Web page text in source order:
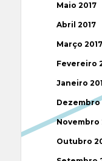
Maio 2017
Abril 2017
Março 2017
Fevereiro
Janeiro
Dezembro
Novembro
Outubro